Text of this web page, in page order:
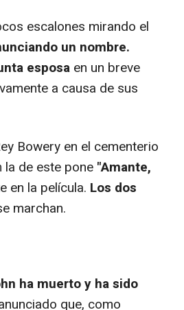
escalones mirando el
un nombre.
esposa en un breve
a causa de sus
Bowery en el cementerio
la de este pone "Amante,
en la película. Los dos
marchan.
ha muerto y ha sido
que, como